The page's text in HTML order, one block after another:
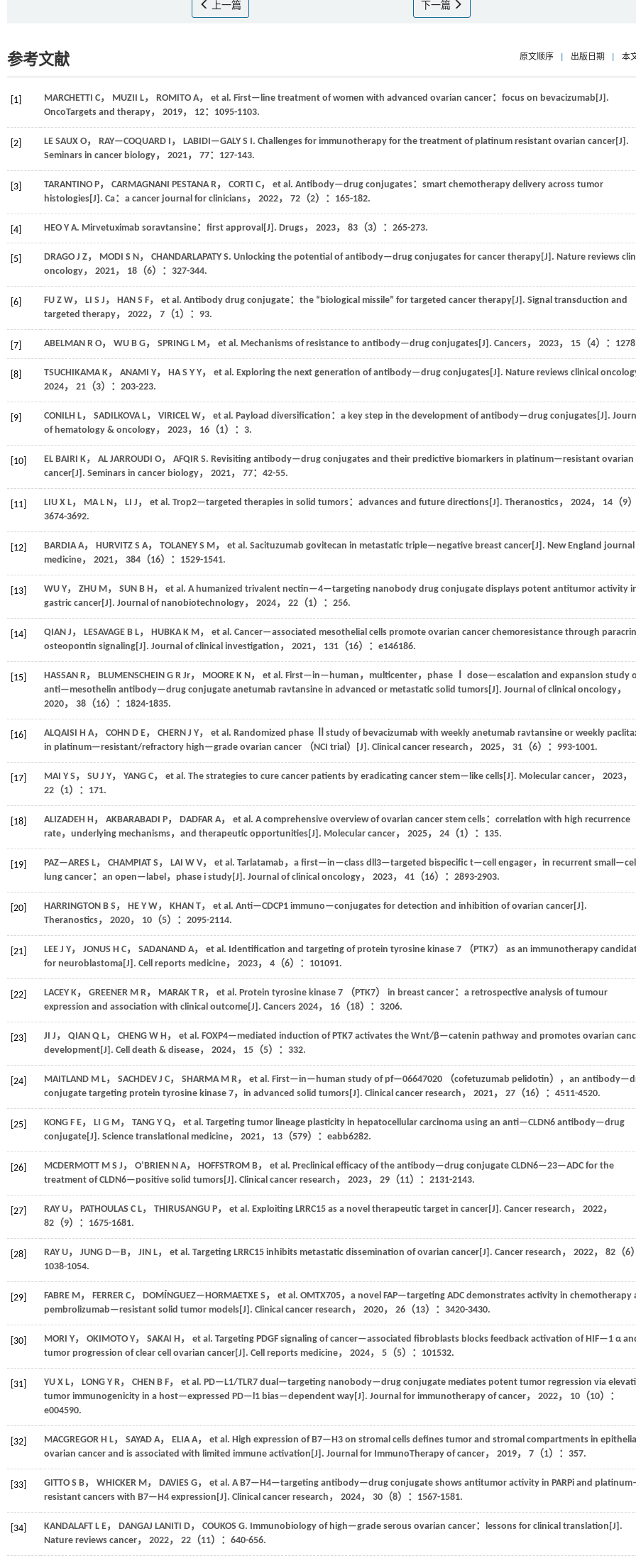
上一篇 下一篇
参考文献 原文顺序 出版日期 本
[1] MARCHETTI C， MUZII L， ROMITO A， et al. First—line treatment of women with advanced ovarian cancer：focus on bevacizumab[J].
OncoTargets and therapy， 2019， 12：1095-1103.
[2] LE SAUX O， RAY—COQUARD I ， LABIDI—GALY S I. Challenges for immunotherapy for the treatment of platinum resistant ovarian cancer[J].
Seminars in cancer biology， 2021， 77：127-143.
[3] TARANTINO P， CARMAGNANI PESTANA R， CORTI C， et al. Antibody—drug conjugates：smart chemotherapy delivery across tumor
histologies[J]. Ca：a cancer journal for clinicians， 2022， 72 （2）：165-182.
[4] HEO Y A. Mirvetuximab soravtansine：first approval[J]. Drugs， 2023， 83 （3）：265-273.
[5] DRAGO J Z， MODI S N， CHANDARLAPATY S. Unlocking the potential of antibody—drug conjugates for cancer therapy[J]. Nature reviews
oncology， 2021， 18 （6）：327-344.
[6] FU Z W， LI S J ， HAN S F， et al. Antibody drug conjugate：the “biological missile” for targeted cancer therapy[J]. Signal transduction and
targeted therapy， 2022， 7 （1）：93.
[7] ABELMAN R O， WU B G， SPRING L M， et al. Mechanisms of resistance to antibody—drug conjugates[J]. Cancers， 2023， 15 （4）：
[8] TSUCHIKAMA K， ANAMI Y， HA S Y Y， et al. Exploring the next generation of antibody—drug conjugates[J]. Nature reviews clinical
2024， 21 （3）：203-223.
[9] CONILH L， SADILKOVA L， VIRICEL W， et al. Payload diversification：a key step in the development of antibody—drug conjugates[J].
of hematology & oncology， 2023， 16 （1）：3.
[10] EL BAIRI K， AL JARROUDI O， AFQIR S. Revisiting antibody—drug conjugates and their predictive biomarkers in platinum—resistant ovarian
cancer[J]. Seminars in cancer biology， 2021， 77：42-55.
[11] LIU X L， MA L N， LI J ， et al. Trop2—targeted therapies in solid tumors：advances and future directions[J]. Theranostics， 2024， 14 （9
3674-3692.
[12] BARDIA A， HURVITZ S A， TOLANEY S M， et al. Sacituzumab govitecan in metastatic triple—negative breast cancer[J]. New England
medicine， 2021， 384 （16）：1529-1541.
[13] WU Y， ZHU M， SUN B H ， et al. A humanized trivalent nectin—4—targeting nanobody drug conjugate displays potent antitumor activity
gastric cancer[J]. Journal of nanobiotechnology， 2024， 22 （1）：256.
[14] QIAN J ， LESAVAGE B L， HUBKA K M， et al. Cancer—associated mesothelial cells promote ovarian cancer chemoresistance through
osteopontin signaling[J]. Journal of clinical investigation ， 2021， 131 （16）：e146186.
[15] HASSAN R， BLUMENSCHEIN G R Jr， MOORE K N， et al. First—in—human，multicenter，phase Ⅰ dose—escalation and expansion study
anti—mesothelin antibody—drug conjugate anetumab ravtansine in advanced or metastatic solid tumors[J]. Journal of clinical oncology，
2020， 38 （16）：1824-1835.
[16] ALQAISI H A， COHN D E， CHERN J Y， et al. Randomized phase Ⅱstudy of bevacizumab with weekly anetumab ravtansine or weekly
in platinum—resistant/refractory high—grade ovarian cancer （NCI trial）[J]. Clinical cancer research ， 2025， 31 （6）：993-1001.
[17] MAI Y S ， SU J Y， YANG C， et al. The strategies to cure cancer patients by eradicating cancer stem—like cells[J]. Molecular cancer， 2023，
22 （1）：171.
[18] ALIZADEH H ， AKBARABADI P， DADFAR A， et al. A comprehensive overview of ovarian cancer stem cells：correlation with high recurrence
rate，underlying mechanisms，and therapeutic opportunities[J]. Molecular cancer， 2025， 24 （1）：135.
[19] PAZ—ARES L， CHAMPIAT S ， LAI W V， et al. Tarlatamab，a first—in—class dll3—targeted bispecific t—cell engager，in recurrent
lung cancer：an open—label，phase i study[J]. Journal of clinical oncology， 2023， 41 （16）：2893-2903.
[20] HARRINGTON B S ， HE Y W， KHAN T， et al. Anti—CDCP1 immuno—conjugates for detection and inhibition of ovarian cancer[J].
Theranostics， 2020， 10 （5）：2095-2114.
[21] LEE J Y， JONUS H C， SADANAND A， et al. Identification and targeting of protein tyrosine kinase 7 （PTK7） as an immunotherapy
for neuroblastoma[J]. Cell reports medicine， 2023， 4 （6）：101091.
[22] LACEY K， GREENER M R， MARAK T R， et al. Protein tyrosine kinase 7 （PTK7） in breast cancer：a retrospective analysis of tumour
expression and association with clinical outcome[J]. Cancers 2024， 16 （18）：3206.
[23] JI J ， QIAN Q L， CHENG W H ， et al. FOXP4—mediated induction of PTK7 activates the Wnt/β—catenin pathway and promotes ovarian
development[J]. Cell death & disease， 2024， 15 （5）：332.
[24] MAITLAND M L， SACHDEV J C， SHARMA M R， et al. First—in—human study of pf—06647020 （cofetuzumab pelidotin），an
conjugate targeting protein tyrosine kinase 7，in advanced solid tumors[J]. Clinical cancer research ， 2021， 27 （16）：4511-4520.
[25] KONG F E， LI G M， TANG Y Q， et al. Targeting tumor lineage plasticity in hepatocellular carcinoma using an anti—CLDN6 antibody—drug
conjugate[J]. Science translational medicine， 2021， 13 （579）：eabb6282.
[26] MCDERMOTT M S J ， O’BRIEN N A， HOFFSTROM B， et al. Preclinical efficacy of the antibody—drug conjugate CLDN6—23—ADC for the
treatment of CLDN6—positive solid tumors[J]. Clinical cancer research ， 2023， 29 （11）：2131-2143.
[27] RAY U， PATHOULAS C L， THIRUSANGU P， et al. Exploiting LRRC15 as a novel therapeutic target in cancer[J]. Cancer research ， 2022，
82 （9）：1675-1681.
[28] RAY U， JUNG D—B， JIN L， et al. Targeting LRRC15 inhibits metastatic dissemination of ovarian cancer[J]. Cancer research ， 2022， 82 （6
1038-1054.
[29] FABRE M， FERRER C， DOMÍNGUEZ—HORMAETXE S ， et al. OMTX705，a novel FAP—targeting ADC demonstrates activity in chemotherapy
pembrolizumab—resistant solid tumor models[J]. Clinical cancer research ， 2020， 26 （13）：3420-3430.
[30] MORI Y， OKIMOTO Y， SAKAI H ， et al. Targeting PDGF signaling of cancer—associated fibroblasts blocks feedback activation of HIF—1 α
tumor progression of clear cell ovarian cancer[J]. Cell reports medicine， 2024， 5（5）：101532.
[31] YU X L， LONG Y R， CHEN B F， et al. PD—L1/TLR7 dual—targeting nanobody—drug conjugate mediates potent tumor regression via
tumor immunogenicity in a host—expressed PD—l1 bias—dependent way[J]. Journal for immunotherapy of cancer， 2022， 10（10）：
e004590.
[32] MACGREGOR H L， SAYAD A， ELIA A， et al. High expression of B7—H3 on stromal cells defines tumor and stromal compartments in
ovarian cancer and is associated with limited immune activation[J]. Journal for ImmunoTherapy of cancer， 2019， 7 （1）：357.
[33] GITTO S B， WHICKER M， DAVIES G， et al. A B7—H4—targeting antibody—drug conjugate shows antitumor activity in PARPi and
resistant cancers with B7—H4 expression[J]. Clinical cancer research ， 2024， 30 （8）：1567-1581.
[34] KANDALAFT L E， DANGAJ LANITI D， COUKOS G. Immunobiology of high—grade serous ovarian cancer：lessons for clinical translation[J].
Nature reviews cancer， 2022， 22 （11）：640-656.